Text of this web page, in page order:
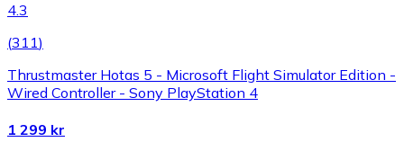
4.3
(311)
Thrustmaster Hotas 5 - Microsoft Flight Simulator Edition -
Wired Controller - Sony PlayStation 4
1 299 kr